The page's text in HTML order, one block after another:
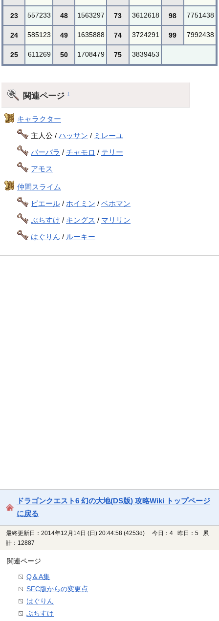
23 557233 48 1563297 73 3612618 98 7751438
24 585123 49 1635888 74 3724291 99 7992438
25 611269 50 1708479 75 3839453
関連ページ†
キャラクター
主人公 /ハッサン / ミレーユ
バーバラ /チャモロ / テリー
アモス
仲間スライム
ピエール / ホイミン /ベホマン
ぶちすけ / キングス / マリリン
はぐりん / ルーキー
ドラゴンクエスト6 幻の大地(DS版) 攻略Wiki トップページ
に戻る
最終更新日：2014年12月14日 (日) 20:44:58 (4253d)
今日：4 昨日：5 累
計：12887
関連ページ
Q＆A集
SFC版からの変更点
はぐりん
ぶちすけ